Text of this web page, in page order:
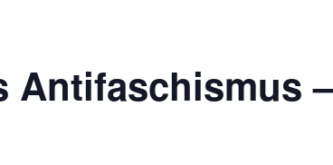
Antifaschismus